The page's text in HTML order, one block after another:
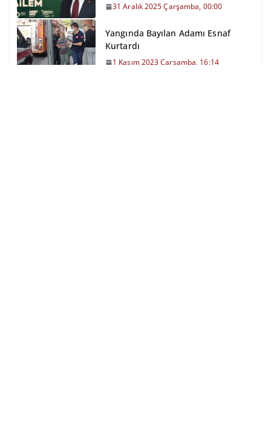
31 Aralık 2025 Çarşamba, 00:00
Yangında Bayılan Adamı Esnaf
Kurtardı
1 Kasım 2023 Çarşamba, 16:14